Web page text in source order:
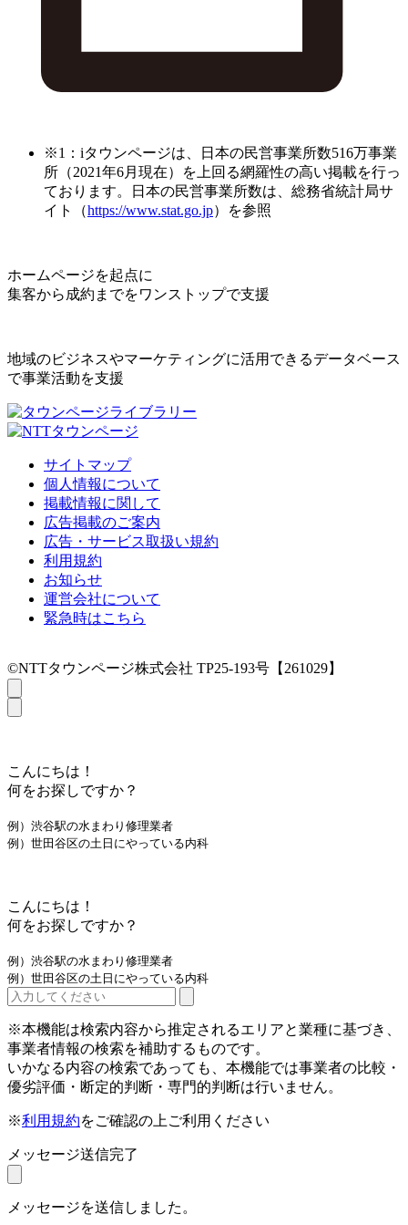
※1：iタウンページは、日本の民営事業所数516万事業
所（2021年6月現在）を上回る網羅性の高い掲載を行っ
ております。日本の民営事業所数は、総務省統計局サ
イト（https://www.stat.go.jp）を参照
ホームページを起点に
集客から成約までをワンストップで支援
地域のビジネスやマーケティングに活用できるデータベース
で事業活動を支援
サイトマップ
個人情報について
掲載情報に関して
広告掲載のご案内
広告・サービス取扱い規約
利用規約
お知らせ
運営会社について
緊急時はこちら
©NTTタウンページ株式会社 TP25-193号【261029】
こんにちは！
何をお探しですか？
例）渋谷駅の水まわり修理業者
例）世田谷区の土日にやっている内科
こんにちは！
何をお探しですか？
例）渋谷駅の水まわり修理業者
例）世田谷区の土日にやっている内科
※本機能は検索内容から推定されるエリアと業種に基づき、
事業者情報の検索を補助するものです。
いかなる内容の検索であっても、本機能では事業者の比較・
優劣評価・断定的判断・専門的判断は行いません。
※利用規約をご確認の上ご利用ください
メッセージ送信完了
メッセージを送信しました。